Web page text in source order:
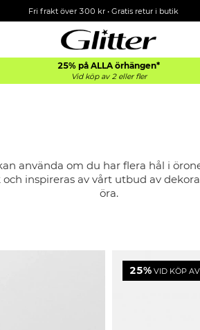
Fri frakt över 300 kr• Gratis retur i butik
25% på ALLA örhängen*
Vid köp av 2 eller fler
använda om du har flera hål i
inspireras av vårt utbud av
öra.
25% VID KÖP